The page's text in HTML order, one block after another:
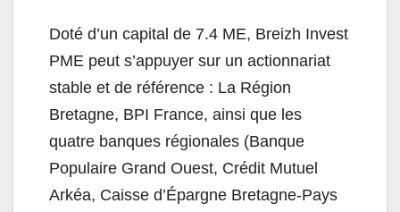
Doté d’un capital de 7.4 ME, Breizh Invest
PME peut s’appuyer sur un actionnariat
stable et de référence : La Région
Bretagne, BPI France, ainsi que les
quatre banques régionales (Banque
Populaire Grand Ouest, Crédit Mutuel
Arkéa, Caisse d’Épargne Bretagne-Pays